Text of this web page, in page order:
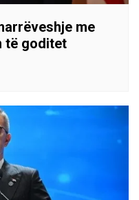
me
të goditet